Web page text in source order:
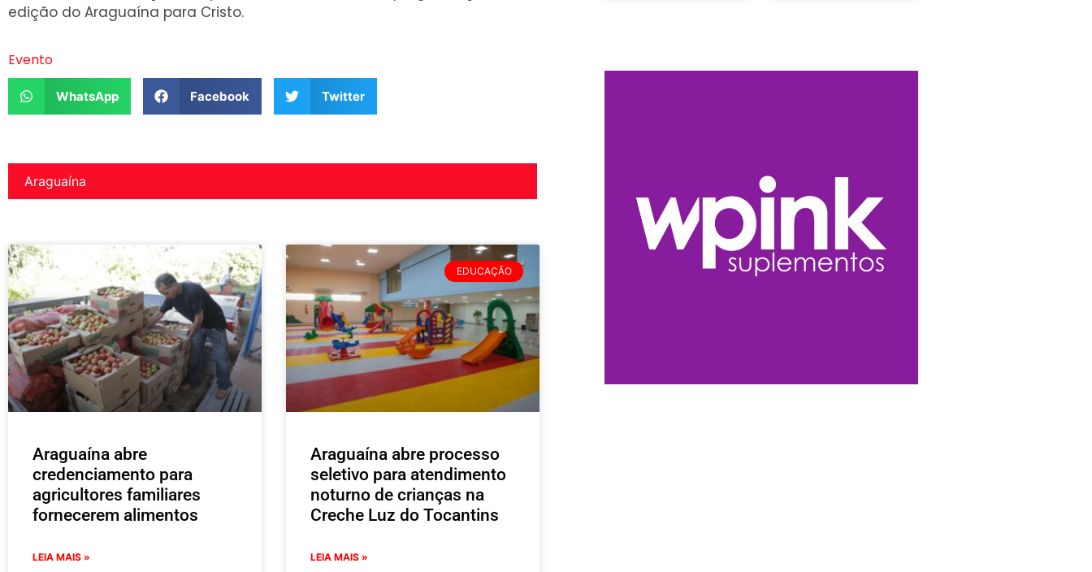
edição do Araguaína para Cristo.
Evento
WhatsApp Facebook Twitter
Araguaína
Araguaína abre
credenciamento para
agricultores familiares
fornecerem alimentos
LEIA MAIS »
EDUCAÇÃO
Araguaína abre processo
seletivo para atendimento
noturno de crianças na
Creche Luz do Tocantins
LEIA MAIS »